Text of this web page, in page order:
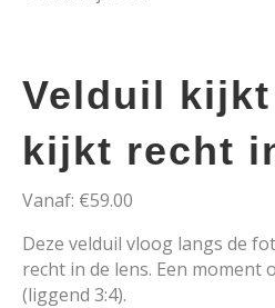
Velduil kijkt
kijkt recht
Vanaf: €59.00
Deze velduil vloog langs de
recht in de lens. Een moment
(liggend 3:4).